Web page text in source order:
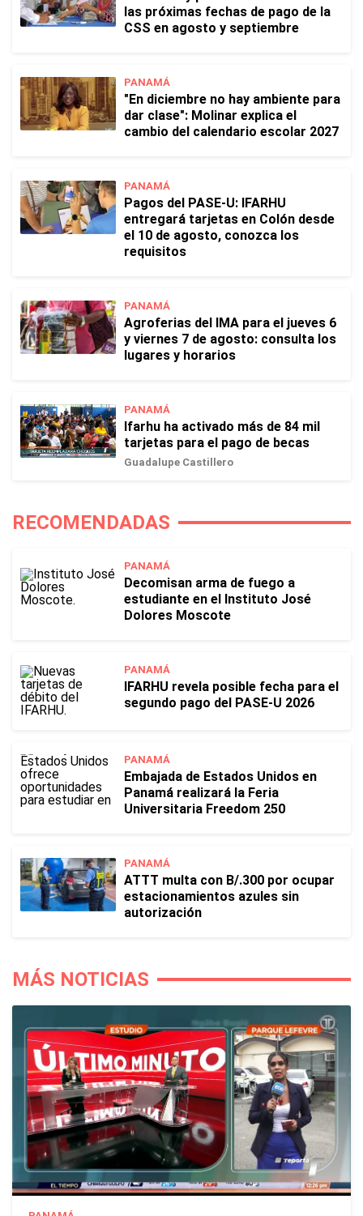
las próximas fechas de pago de la
CSS en agosto y septiembre
PANAMÁ
"En diciembre no hay ambiente para
dar clase": Molinar explica el
cambio del calendario escolar 2027
PANAMÁ
Pagos del PASE-U: IFARHU
entregará tarjetas en Colón desde
el 10 de agosto, conozca los
requisitos
PANAMÁ
Agroferias del IMA para el jueves 6
y viernes 7 de agosto: consulta los
lugares y horarios
PANAMÁ
Ifarhu ha activado más de 84 mil
tarjetas para el pago de becas
Guadalupe Castillero
RECOMENDADAS
PANAMÁ
Decomisan arma de fuego a
estudiante en el Instituto José
Dolores Moscote
PANAMÁ
IFARHU revela posible fecha para el
segundo pago del PASE-U 2026
PANAMÁ
Embajada de Estados Unidos en
Panamá realizará la Feria
Universitaria Freedom 250
PANAMÁ
ATTT multa con B/.300 por ocupar
estacionamientos azules sin
autorización
MÁS NOTICIAS